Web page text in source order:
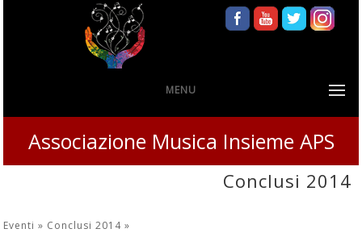
MENU
Associazione Musica Insieme APS
Conclusi 2014
Eventi » Conclusi 2014»